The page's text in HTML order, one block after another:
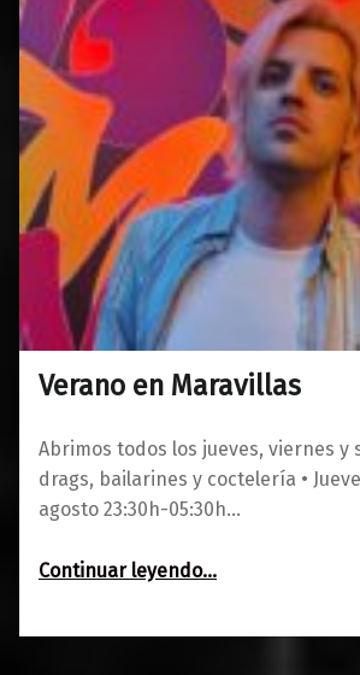
Verano en Maravillas
Abrimos todos los jueves, viernes y
drags, bailarines y coctelería •
agosto 23:30h-05:30h…
Continuar leyendo…
27/07/2023
0Maravillas